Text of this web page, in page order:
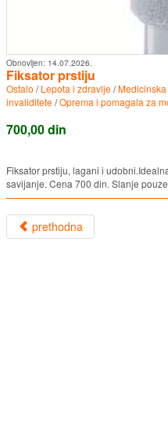
Obnovljen: 14.07.2026.
Fiksator prstiju
Ostalo /Lepota i zdravlje/
invaliditete/Oprema i pomagala za
700,00 din
Fiksator prstiju, lagani i
savijanje. Cena 700 din. Slanje
prethodna